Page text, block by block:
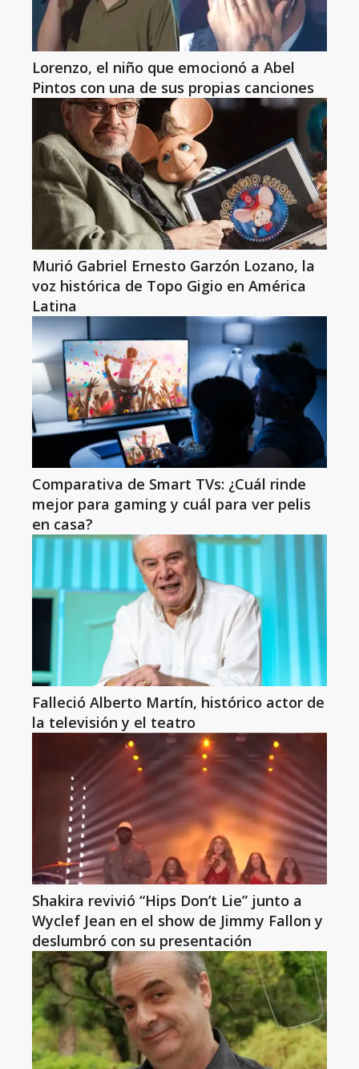
Lorenzo, el niño que emocionó a Abel
Pintos con una de sus propias canciones
Murió Gabriel Ernesto Garzón Lozano, la
voz histórica de Topo Gigio en América
Latina
Comparativa de Smart TVs: ¿Cuál rinde
mejor para gaming y cuál para ver pelis
en casa?
Falleció Alberto Martín, histórico actor de
la televisión y el teatro
Shakira revivió “Hips Don’t Lie” junto a
Wyclef Jean en el show de Jimmy Fallon y
deslumbró con su presentación